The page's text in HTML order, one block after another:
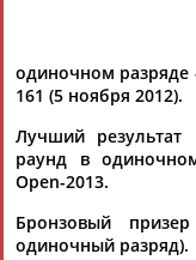
АББАТЕ-
БУЛАТОВА
одиночном разряде
161 (5 ноября 2012).
Лучший
раунд в
Open-2013.
Бронзовый
одиночный разряд).